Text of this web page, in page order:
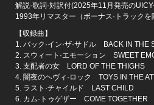
解説·歌詞·対訳付(2025年11月発売の
1993年リマスター（ボーナス·トラックを
【収録曲】
1. バック·イン·ザ·サドル BACK IN THE
2. スウィート·エモーション SWEET
3. 支配者の女 LORD OF THE THIGHS
4. 闇夜のヘヴィ·ロック TOYS IN THE
5. ラスト·チャイルド LAST CHILD
6. カム·トゥゲザー COME TOGETHER